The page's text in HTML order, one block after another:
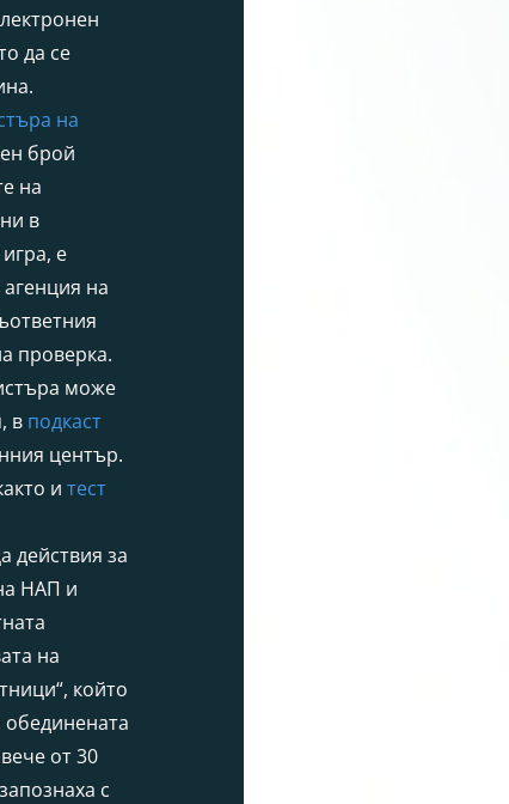
да се
на
брой
на
в
е
на
проверка.
може
в подкаст
център.
и тест
действия за
НАП и
на
който
обединената
от 30
с